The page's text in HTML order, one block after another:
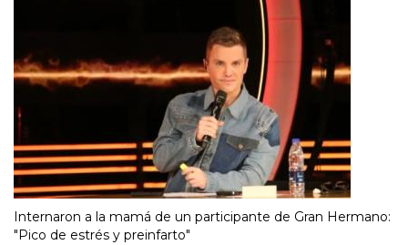
Internaron a la mamá de un participante de Gran Hermano:
"Pico de estrés y preinfarto"